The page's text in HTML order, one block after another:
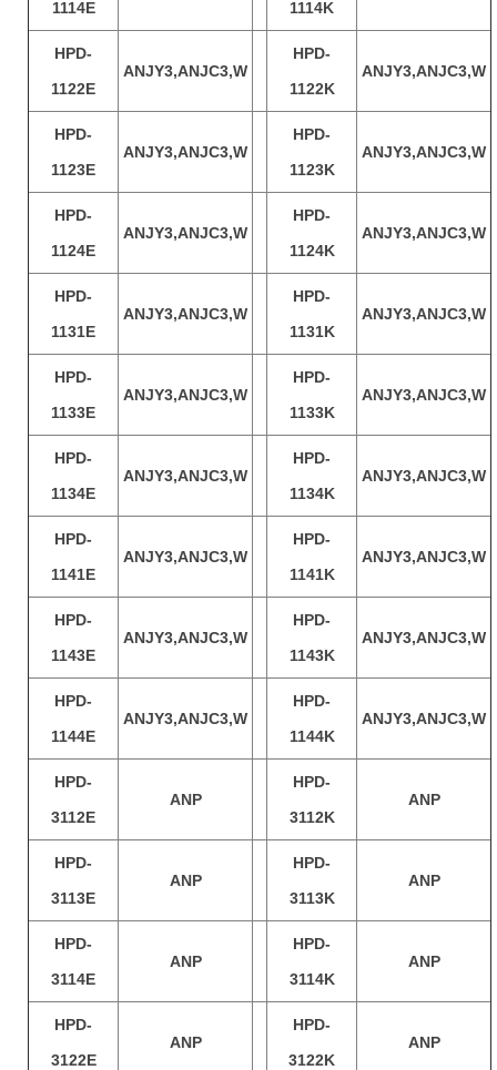
1114E 1114K
HPD-
1122E
ANJY3,ANJC3,W
HPD-
1122K
ANJY3,ANJC3,W
HPD-
1123E
ANJY3,ANJC3,W
HPD-
1123K
ANJY3,ANJC3,W
HPD-
1124E
ANJY3,ANJC3,W
HPD-
1124K
ANJY3,ANJC3,W
HPD-
1131E
ANJY3,ANJC3,W
HPD-
1131K
ANJY3,ANJC3,W
HPD-
1133E
ANJY3,ANJC3,W
HPD-
1133K
ANJY3,ANJC3,W
HPD-
1134E
ANJY3,ANJC3,W
HPD-
1134K
ANJY3,ANJC3,W
HPD-
1141E
ANJY3,ANJC3,W
HPD-
1141K
ANJY3,ANJC3,W
HPD-
1143E
ANJY3,ANJC3,W
HPD-
1143K
ANJY3,ANJC3,W
HPD-
1144E
ANJY3,ANJC3,W
HPD-
1144K
ANJY3,ANJC3,W
HPD-
3112E
ANP
HPD-
3112K
ANP
HPD-
3113E
ANP
HPD-
3113K
ANP
HPD-
3114E
ANP
HPD-
3114K
ANP
HPD-
3122E
ANP
HPD-
3122K
ANP